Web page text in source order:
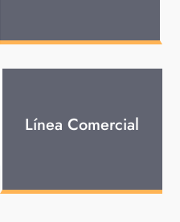
Línea Comercial